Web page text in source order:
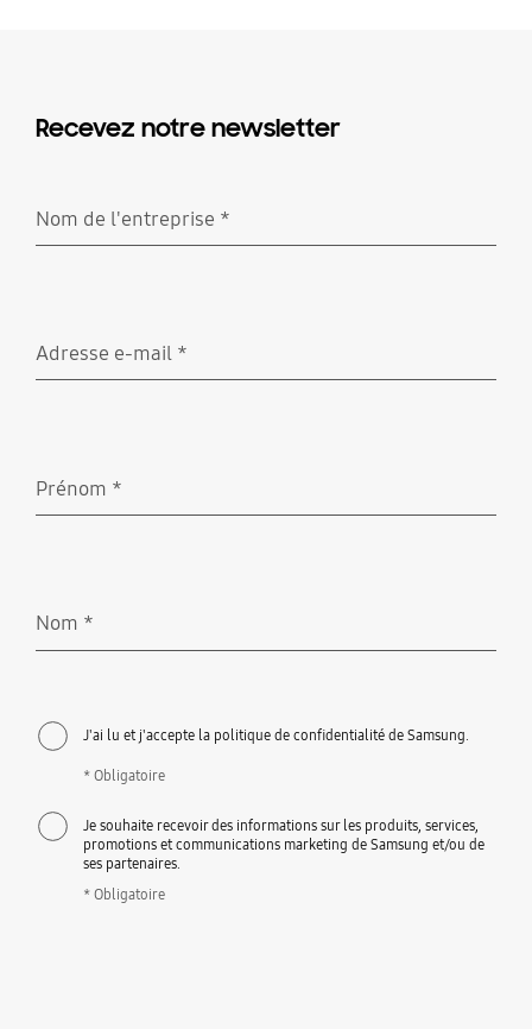
Recevez notre newsletter
Nom de l'entreprise *
Adresse e-mail *
Prénom *
Nom *
J'ai lu et j'accepte la politique de confidentialité de Samsung.
* Obligatoire
Je souhaite recevoir des informations sur les produits, services,
promotions et communications marketing de Samsung et/ou de
ses partenaires.
* Obligatoire